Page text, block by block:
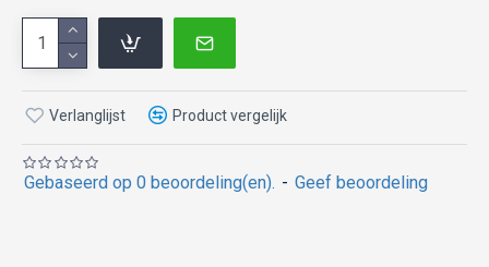
Gebaseerd op 0 beoordeling(en). - Geef beoordeling
Verlanglijst Product vergelijk